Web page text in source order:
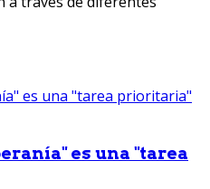
es una "tarea